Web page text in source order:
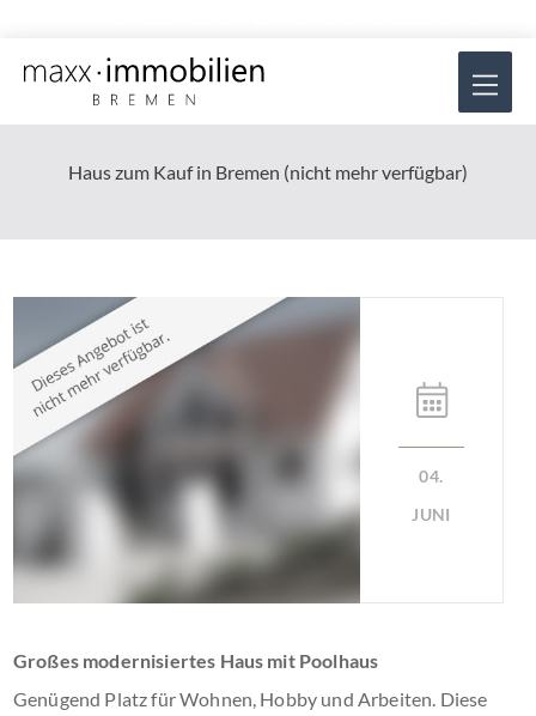
springen
Haus zum Kauf in Bremen (nicht mehr verfügbar)
04.
JUNI
Großes modernisiertes Haus mit Poolhaus
Genügend Platz für Wohnen, Hobby und Arbeiten. Diese